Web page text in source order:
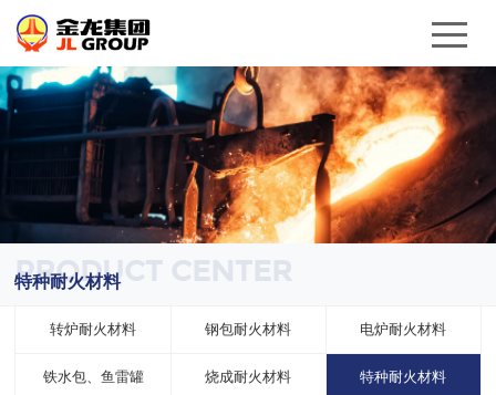
PRODUCT CENTER
特种耐火材料
转炉耐火材料 钢包耐火材料 电炉耐火材料
铁水包、鱼雷罐 烧成耐火材料 特种耐火材料